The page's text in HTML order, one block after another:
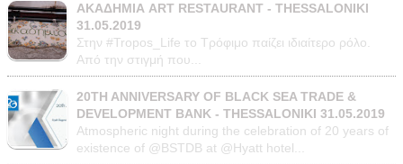
ΑΚΑΔΗΜΙΑ ART RESTAURANT - THESSALONIKI
31.05.2019
Στην #Tropos_Life το Τρόφιμο παίζει ιδιαίτερο ρόλο.
Από την στιγμή που...
20TH ANNIVERSARY OF BLACK SEA TRADE &
DEVELOPMENT BANK - THESSALONIKI 31.05.2019
Atmospheric night during the celebration of 20 years of
existence of @BSTDB at @Hyatt hotel...